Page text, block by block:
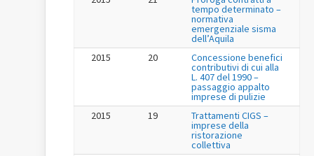
tempo determinato –
normativa
emergenziale sisma
dell’Aquila
2015
20 Concessione benefici
contributivi di cui alla
L. 407 del 1990 –
passaggio appalto
imprese di pulizie
2015
19 Trattamenti CIGS –
imprese della
ristorazione
collettiva